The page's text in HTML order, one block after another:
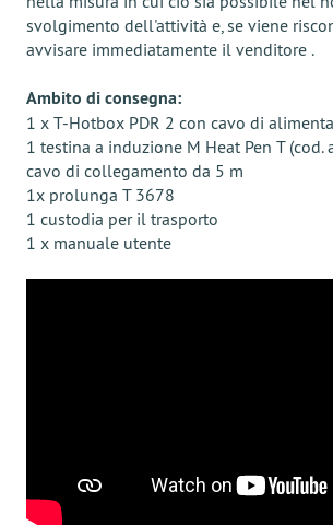
svolgimento dell'attività e, se viene
avvisare immediatamente il venditore .
Ambito di consegna:
1 x T-Hotbox PDR 2 con cavo di
1 testina a induzione M Heat Pen T (cod.
cavo di collegamento da 5 m
1x prolunga T 3678
1 custodia per il trasporto
1 x manuale utente